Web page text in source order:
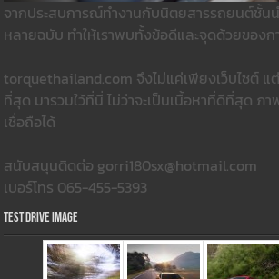
จากประสบการณ์ทำงานกับนิตยสารรถยนต์ชั้นน
หลายฉบับ ทำให้เราพบทั้งข้อดีและจุดด้วยของก
torquethailand.com จึงไม่แค่เพียงเว็บไซต์ แ
ที่สุด มารวมใว้ที่นี่ ไม่ว่าจะเป็นเนื้อหาที่ดีที่สุด
เชื่อถือได้
สนับสนุนติดต่อ gorri180sx@hotmail.com
เบอร์โทร 065-455-5393
Test Drive Image